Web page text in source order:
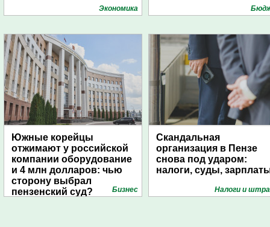
Экономика
Южные корейцы
отжимают у российской
компании оборудование
и 4 млн долларов: чью
сторону выбрал
пензенский суд?
Бизнес
Скандальная
организация в Пензе
снова под ударом:
налоги, суды,
Налоги и